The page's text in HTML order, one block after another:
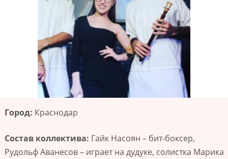
Город: Краснодар
Состав коллектива: Гайк Насоян – бит-боксер,
Рудольф Аванесов – играет на дудуке, солистка Марика